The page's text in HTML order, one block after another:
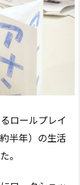
ロールプレイ
半年）の生活
。